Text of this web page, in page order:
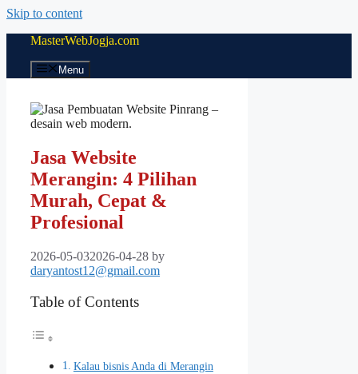
Skip to content
MasterWebJogja.com
Menu
Jasa Website
Merangin: 4 Pilihan
Murah, Cepat &
Profesional
2026-05-032026-04-28 by
daryantost12@gmail.com
Table of Contents
Kalau bisnis Anda di Merangin